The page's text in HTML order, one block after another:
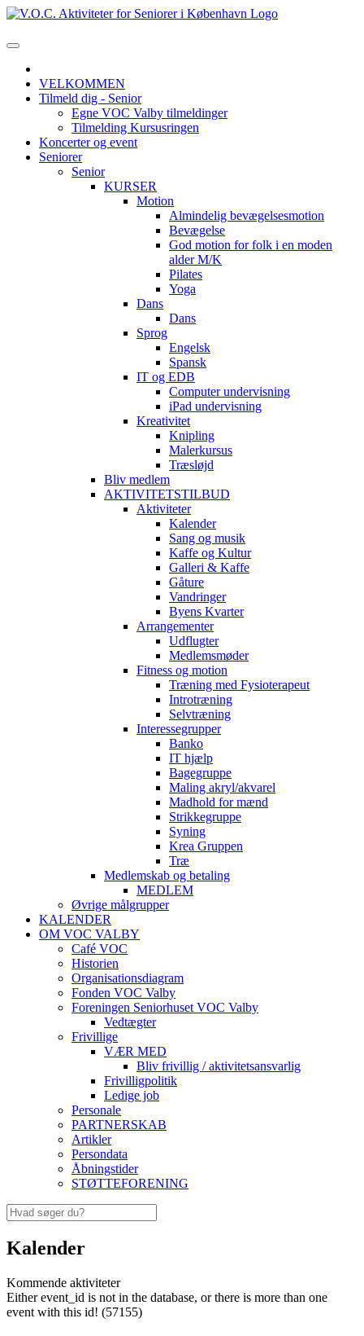
VELKOMMEN
Tilmeld dig - Senior
Egne VOC Valby tilmeldinger
Tilmelding Kursusringen
Koncerter og event
Seniorer
Senior
KURSER
Motion
Almindelig bevægelsesmotion
Bevægelse
God motion for folk i en moden
alder M/K
Pilates
Yoga
Dans
Dans
Sprog
Engelsk
Spansk
IT og EDB
Computer undervisning
iPad undervisning
Kreativitet
Knipling
Malerkursus
Træsløjd
Bliv medlem
AKTIVITETSTILBUD
Aktiviteter
Kalender
Sang og musik
Kaffe og Kultur
Galleri & Kaffe
Gåture
Vandringer
Byens Kvarter
Arrangementer
Udflugter
Medlemsmøder
Fitness og motion
Træning med Fysioterapeut
Introtræning
Selvtræning
Interessegrupper
Banko
IT hjælp
Bagegruppe
Maling akryl/akvarel
Madhold for mænd
Strikkegruppe
Syning
Krea Gruppen
Træ
Medlemskab og betaling
MEDLEM
Øvrige målgrupper
KALENDER
OM VOC VALBY
Café VOC
Historien
Organisationsdiagram
Fonden VOC Valby
Foreningen Seniorhuset VOC Valby
Vedtægter
Frivillige
VÆR MED
Bliv frivillig / aktivitetsansvarlig
Frivilligpolitik
Ledige job
Personale
PARTNERSKAB
Artikler
Persondata
Åbningstider
STØTTEFORENING
Kalender
Kommende aktiviteter
Either event_id is not in the database, or there is more than one
event with this id! (57155)